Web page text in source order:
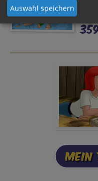
Mein
Auswahl speichern